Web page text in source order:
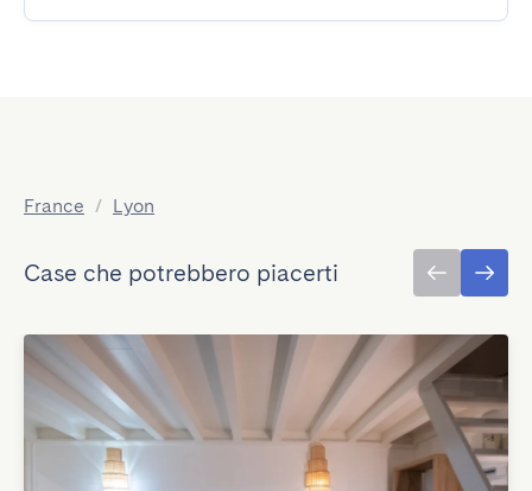
France / Lyon
Case che potrebbero piacerti